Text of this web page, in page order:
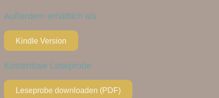
Außerdem erhältlich als
Kindle Version
Kostenlose Leseprobe
Leseprobe downloaden (PDF)